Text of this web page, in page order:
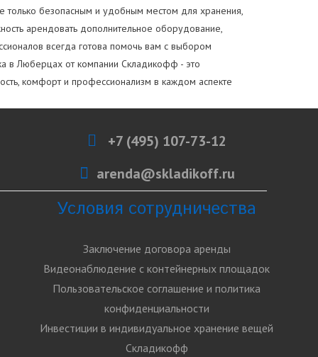
только безопасным и удобным местом для хранения,
арендовать дополнительное оборудование,
всегда готова помочь вам с выбором
в Люберцах от компании Складикофф - это
комфорт и профессионализм в каждом аспекте
+7 (495) 107-73-12
arenda@skladikoff.ru
Условия сотрудничества
Заключение договора аренды
Видеонаблюдение с контейнерных площадок
Пользовательское соглашение и политика
конфиденциальности
Инвестиции в индивидуальное хранение вещей
Складикофф